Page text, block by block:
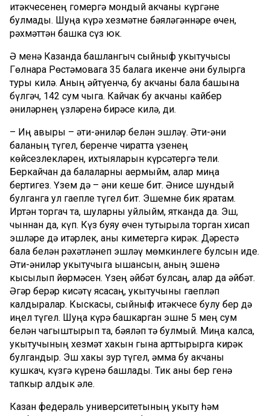
җитәкчесенең гомергә мондый акчаны күргәне
булмады. Шуңа күрә хезмәтне бәяләгәннәре өчен,
рәхмәттән башка сүз юк.
Ә менә Казанда башлангыч сыйныф укытучысы
Гөлнара Рөстәмовага 35 балага икенче әни булырга
туры килә. Аның әйтүенчә, бу акчаны бала башына
бүлгәч, 142 сум чыга. Кайчак бу акчаны кайбер
әниләрнең үзләренә бирәсе килә, ди.
– Иң авыры – әти-әниләр белән эшләү. Әти-әни
баланың түгел, беренче чиратта үзенең
көйсезлекләрен, ихтыяҗларын күрсәтергә тели.
Беркайчан да балаларны аермыйм, алар миңа
бертигез. Үзем дә – әни кеше бит. Әнисе шундый
булганга ул гаепле түгел бит. Эшемне бик яратам.
Иртән торгач та, шуларны уйлыйм, ятканда да. Эш,
чыннан да, күп. Күз буяу өчен тутырыла торган хисап
эшләре дә җитәрлек, аны киметергә кирәк. Дәрестә
бала белән рәхәтләнеп эшләү мөмкинлеге булсын иде.
Әти-әниләр укытучыга ышансын, аның эшенә
кысылып йөрмәсен. Үзең әйбәт булсаң, алар да әйбәт.
Әгәр берәр кисәтү ясасаң, укытучыны гаепләп
калдыралар. Кыскасы, сыйныф җитәкчесе булу бер дә
җиңел түгел. Шуңа күрә башкарган эшне 5 мең сум
белән чагыштырып та, бәяләп тә булмый. Миңа калса,
укытучының хезмәт хакын гына арттырырга кирәк
булгандыр. Эш хакы зур түгел, әмма бу акчаны
кушкач, күзгә күренә башлады. Тик аны бер генә
тапкыр алдык әле.
Казан федераль университетының укыту һәм